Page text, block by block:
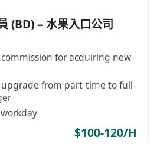
(BD) – 水果入口公司
for acquiring new
from part-time to full-
$100-120/H